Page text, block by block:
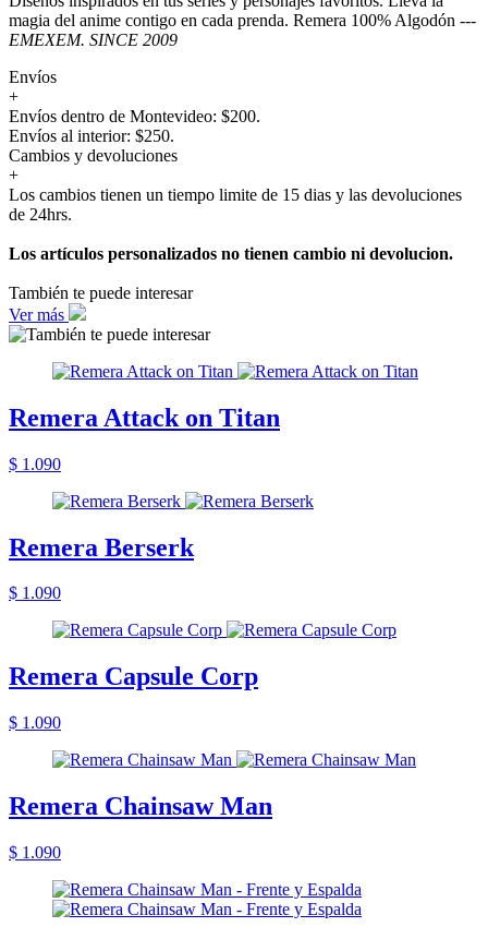
magia del anime contigo en cada prenda. Remera 100% Algodón ---
EMEXEM. SINCE 2009
Envíos
+
Envíos dentro de Montevideo: $200.
Envíos al interior: $250.
Cambios y devoluciones
+
Los cambios tienen un tiempo limite de 15 dias y las devoluciones
de 24hrs.
Los artículos personalizados no tienen cambio ni devolucion.
También te puede interesar
Ver más
Remera Attack on Titan
$ 1.090
Remera Berserk
$ 1.090
Remera Capsule Corp
$ 1.090
Remera Chainsaw Man
$ 1.090